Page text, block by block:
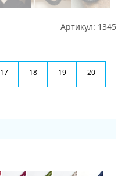
Артикул: 1345
17 18 19 20